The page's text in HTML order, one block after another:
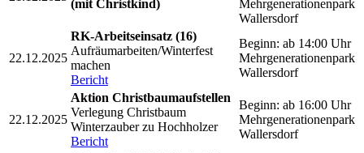
(mit Christkind)
Mehrgenerationenpark
Wallersdorf
22.12.2025
RK-Arbeitseinsatz (16)
Aufräumarbeiten/Winterfest
machen
Bericht
Beginn: ab 14:00 Uhr
Mehrgenerationenpark
Wallersdorf
22.12.2025
Aktion Christbaumaufstellen
Verlegung Christbaum
Winterzauber zu Hochholzer
Bericht
Beginn: ab 16:00 Uhr
Mehrgenerationenpark
Wallersdorf